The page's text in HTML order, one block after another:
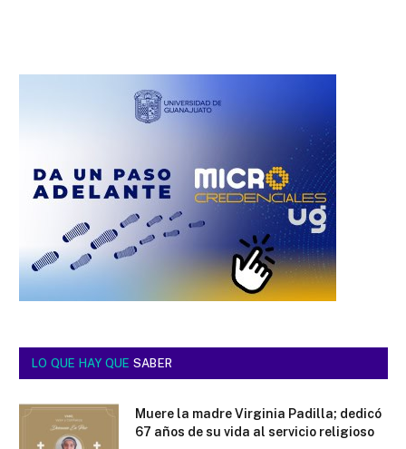
LO QUE HAY QUE SABER
Muere la madre Virginia Padilla; dedicó
67 años de su vida al servicio religioso